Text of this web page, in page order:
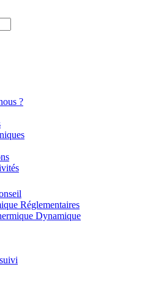
?
Réglementaires
Dynamique